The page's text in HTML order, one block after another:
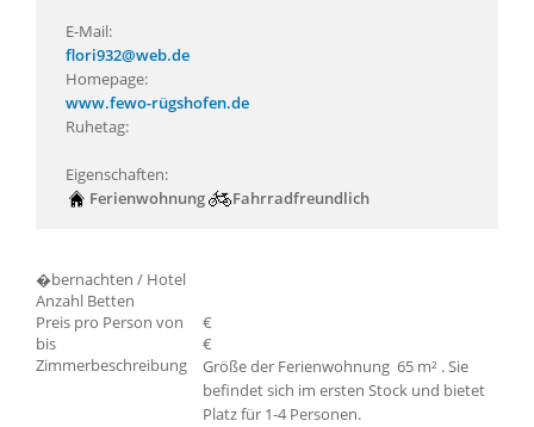
E-Mail:
flori932@web.de
Homepage:
www.fewo-rügshofen.de
Ruhetag:
Eigenschaften:
Ferienwohnung
Fahrradfreundlich
�bernachten / Hotel
Anzahl Betten
Preis pro Person von
€
bis
€
Zimmerbeschreibung
Größe der Ferienwohnung 65 m² . Sie
befindet sich im ersten Stock und bietet
Platz für 1-4 Personen.